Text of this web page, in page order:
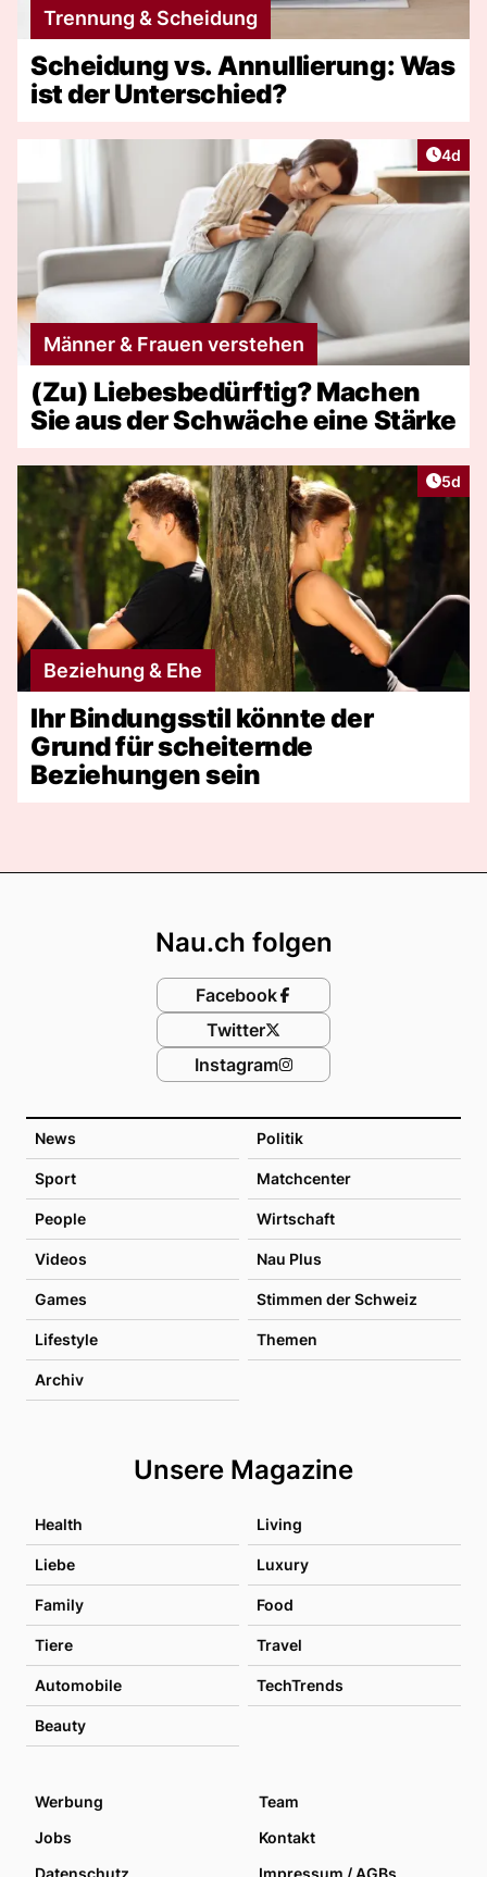
Trennung & Scheidung
Scheidung vs. Annullierung: Was
ist der Unterschied?
4d
Männer & Frauen verstehen
(Zu) Liebesbedürftig? Machen
Sie aus der Schwäche eine Stärke
5d
Beziehung & Ehe
Ihr Bindungsstil könnte der
Grund für scheiternde
Beziehungen sein
News Politik
Sport Matchcenter
People Wirtschaft
Videos Nau Plus
Games Stimmen der Schweiz
Lifestyle Themen
Archiv
Unsere Magazine
Health Living
Liebe Luxury
Family Food
Tiere Travel
Automobile TechTrends
Beauty
Nau.ch folgen
Facebook
Twitter
Instagram
Werbung
Team
Jobs
Kontakt
Datenschutz
Impressum / AGBs